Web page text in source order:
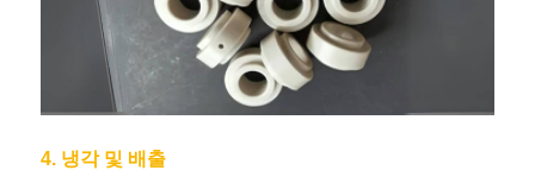
4. 냉각 및 배출